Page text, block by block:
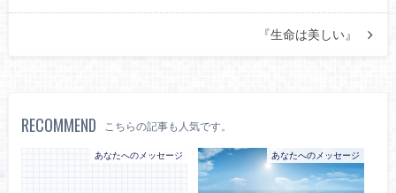
『生命は美しい』
RECOMMEND こちらの記事も人気です。
あなたへのメッセージ あなたへのメッセージ